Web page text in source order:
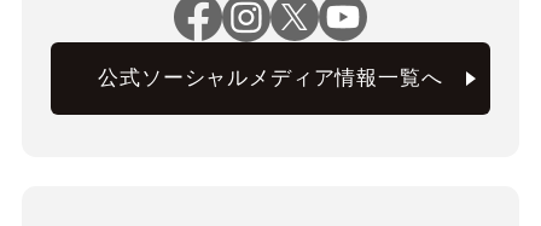
公式ソーシャルメディア情報一覧へ